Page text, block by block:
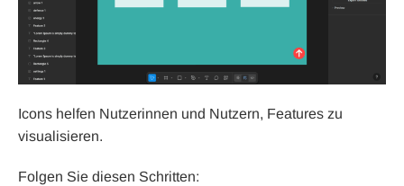
Icons helfen Nutzerinnen und Nutzern, Features zu
visualisieren.
Folgen Sie diesen Schritten: